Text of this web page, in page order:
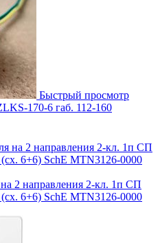
Быстрый просмотр
170-6 габ. 112-160
2 направления 2-кл. 1п СП
6+6) SchE MTN3126-0000